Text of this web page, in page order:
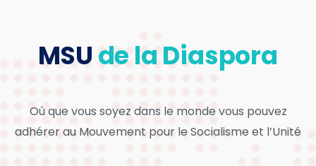
MSU de la Diaspora
Où que vous soyez dans le monde vous pouvez
adhérer au Mouvement pour le Socialisme et l’Unité